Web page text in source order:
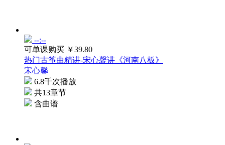
--:--
可单课购买 ￥39.80
热门古筝曲精讲-宋心馨讲《河南八板》
宋心馨
6.8千次播放
共13章节
含曲谱